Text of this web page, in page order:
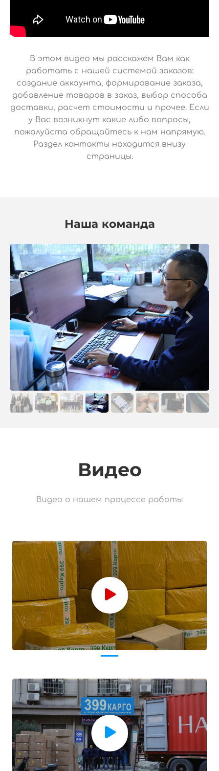
В этом видео мы расскажем Вам как
работать с нашей системой заказов:
создание аккаунта, формирование заказа,
добавление товаров в заказ, выбор способа
доставки, расчет стоимости и прочее. Если
у Вас возникнут какие либо вопросы,
пожалуйста обращайтесь к нам напрямую.
Раздел контакты находится внизу
страницы.
Наша команда
Видео
Видео о нашем процессе работы